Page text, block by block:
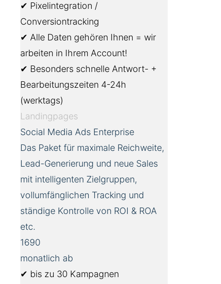
✔ Pixelintegration /
Conversiontracking
✔ Alle Daten gehören Ihnen = wir
arbeiten in Ihrem Account!
✔ Besonders schnelle Antwort- +
Bearbeitungszeiten 4-24h
(werktags)
Landingpages
Social Media Ads Enterprise
Das Paket für maximale Reichweite,
Lead-Generierung und neue Sales
mit intelligenten Zielgruppen,
vollumfänglichen Tracking und
ständige Kontrolle von ROI & ROA
etc.
1690
monatlich ab
✔ bis zu 30 Kampagnen